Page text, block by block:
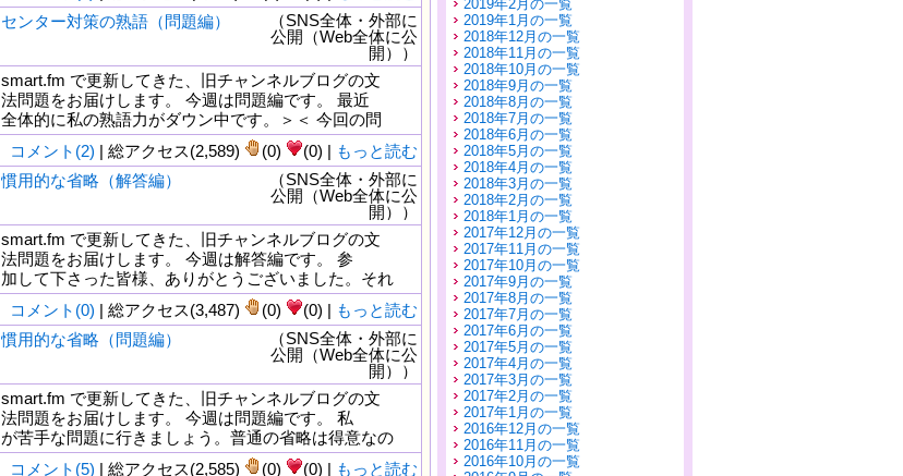
センター対策の熟語（問題編）
（SNS全体・外部に
公開（Web全体に公
開））
smart.fm で更新してきた、旧チャンネルブログの文
法問題をお届けします。 今週は問題編です。 最近
全体的に私の熟語力がダウン中です。＞＜ 今回の問
コメント(2) | 総アクセス(2,589) (0) (0) | もっと読む
慣用的な省略（解答編）
（SNS全体・外部に
公開（Web全体に公
開））
smart.fm で更新してきた、旧チャンネルブログの文
法問題をお届けします。 今週は解答編です。 参
加して下さった皆様、ありがとうございました。それ
コメント(0) | 総アクセス(3,487) (0) (0) | もっと読む
慣用的な省略（問題編）
（SNS全体・外部に
公開（Web全体に公
開））
smart.fm で更新してきた、旧チャンネルブログの文
法問題をお届けします。 今週は問題編です。 私
が苦手な問題に行きましょう。普通の省略は得意なの
コメント(5) | 総アクセス(2,585) (0) (0) | もっと読む
2019年2月の一覧
2019年1月の一覧
2018年12月の一覧
2018年11月の一覧
2018年10月の一覧
2018年9月の一覧
2018年8月の一覧
2018年7月の一覧
2018年6月の一覧
2018年5月の一覧
2018年4月の一覧
2018年3月の一覧
2018年2月の一覧
2018年1月の一覧
2017年12月の一覧
2017年11月の一覧
2017年10月の一覧
2017年9月の一覧
2017年8月の一覧
2017年7月の一覧
2017年6月の一覧
2017年5月の一覧
2017年4月の一覧
2017年3月の一覧
2017年2月の一覧
2017年1月の一覧
2016年12月の一覧
2016年11月の一覧
2016年10月の一覧